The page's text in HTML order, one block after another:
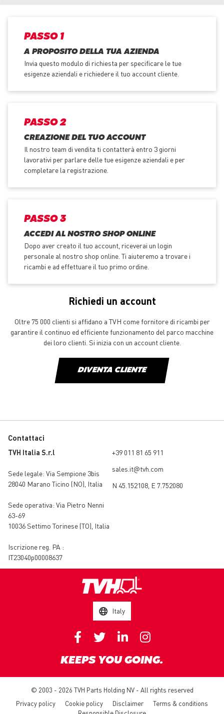
PASSO 1
A PROPOSITO DELLA TUA AZIENDA
Invia questo modulo di richiesta per specificare le tue
esigenze aziendali e richiedere il tuo account cliente.
PASSO 2
CREAZIONE DEL TUO ACCOUNT
Il nostro team di vendita ti contatterà entro 3 giorni
lavorativi per parlare delle tue esigenze aziendali e per
completare la registrazione.
PASSO 3
ACCEDI AL NOSTRO SHOP ONLINE
Dopo aver creato il tuo account, riceverai un login
personale al nostro shop online. Ti aiuteremo a trovare i
ricambi e ad effettuare il tuo primo ordine.
Richiedi un account
Oltre 75 000 clienti si affidano a TVH come fornitore di ricambi per
garantire il continuo ed efficiente funzionamento del parco macchine
dei loro clienti. Si inizia con un account cliente.
DIVENTA CLIENTE
Contattaci
TVH Italia S.r.l
Sede legale: Via Sempione 3bis
28040 Marano Ticino (NO) Italia
Sede operativa: Via Pietro Nenni
63-69
10036 Settimo Torinese (TO) Italia
Iscrizione reg. PA :
IT23040p00008637
+39 011 81 65 911
sales.it@tvh.com
N 45.152108, E 7.752080
Italy
KEEPS YOU GOING.
© 2003 - 2026 TVH Parts Holding NV - All rights reserved
Privacy policy
Cookie policy Disclaimer
Terms & conditions